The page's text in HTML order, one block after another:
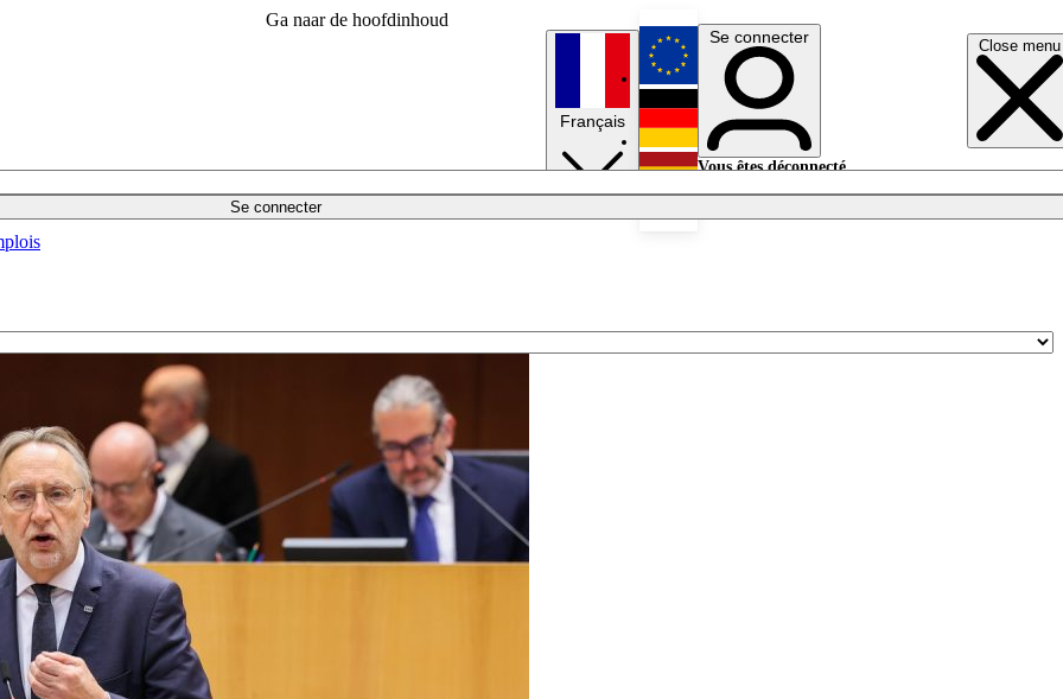
Ga naar de hoofdinhoud
Close menu
Se connecter
Français
English
Deutsch
Se connecter
Vous êtes déconnecté.